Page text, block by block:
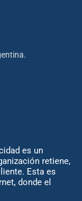
es un
retiene,
Esta es
donde el